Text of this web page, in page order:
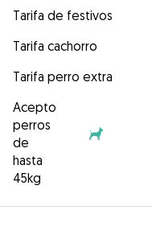
Tarifa de festivos
Tarifa cachorro
Tarifa perro extra
Acepto
perros
de
hasta
45kg